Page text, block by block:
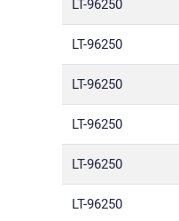
LT-96250
LT-96250
LT-96250
LT-96250
LT-96250
LT-96250